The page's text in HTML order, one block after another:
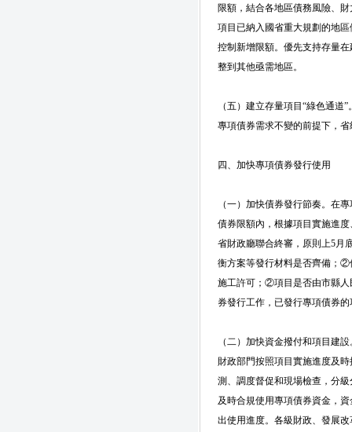
限額，結合各地區債務風險、
項目已納入國省重大規劃的地
控制新增限額。優先支持存量
整到其他亟需地區。
（五）建立存量項目“綠色通
專項債券需求不變的前提下，
四、加快專項債券發行使用
（一）加快債券發行節奏。在
債券限額內，根據項目實施進
省財政廳聯合終審，原則上5月
衡方案等發行材料是否齊備；
施工許可；②項目是否由市縣人
券發行工作，已發行專項債券
（二）加快資金撥付和項目建
財政部門按照項目實施進度及
測、調度督促和現場檢查，分
及時合規使用專項債券資金，
出使用進度。各級財政、發展